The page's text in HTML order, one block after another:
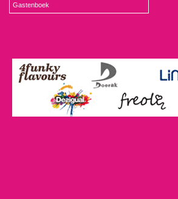
Gastenboek